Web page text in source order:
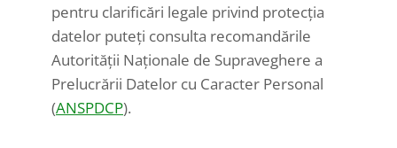
pentru clarificări legale privind protecția
datelor puteți consulta recomandările
Autorității Naționale de Supraveghere a
Prelucrării Datelor cu Caracter Personal
(ANSPDCP).